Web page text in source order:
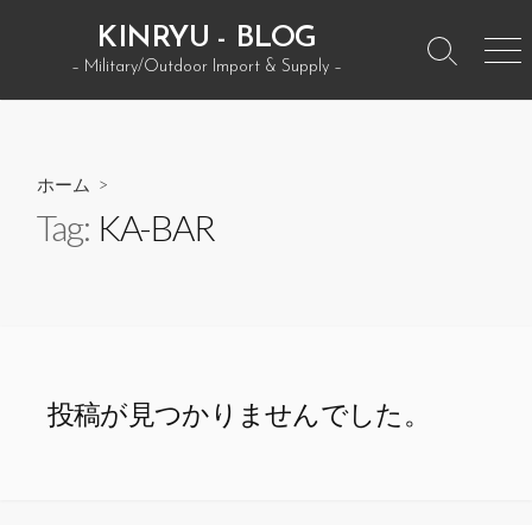
ン
KINRYU - BLOG
– Military/Outdoor Import & Supply –
検
メ
ホーム >
Tag: KA-BAR
投稿が見つかりませんでした。